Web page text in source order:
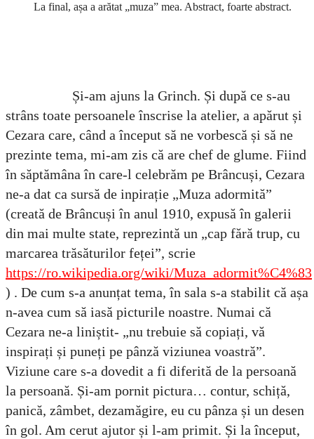
La final, așa a arătat „muza” mea. Abstract, foarte abstract.
Și-am ajuns la Grinch. Și după ce s-au
strâns toate persoanele înscrise la atelier, a apărut și
Cezara care, când a început să ne vorbescă și să ne
prezinte tema, mi-am zis că are chef de glume. Fiind
în săptămâna în care-l celebrăm pe Brâncuși, Cezara
ne-a dat ca sursă de inpirație „Muza adormită”
(creată de Brâncuși în anul 1910, expusă în galerii
din mai multe state, reprezintă un „cap fără trup, cu
marcarea trăsăturilor feței”, scrie
https://ro.wikipedia.org/wiki/Muza_adormit%C4%83
) . De cum s-a anunțat tema, în sala s-a stabilit că așa
n-avea cum să iasă picturile noastre. Numai că
Cezara ne-a liniștit- „nu trebuie să copiați, vă
inspirați și puneți pe pânză viziunea voastră”.
Viziune care s-a dovedit a fi diferită de la persoană
la persoană. Și-am pornit pictura… contur, schiță,
panică, zâmbet, dezamăgire, eu cu pânza și un desen
în gol. Am cerut ajutor și l-am primit. Și la început,